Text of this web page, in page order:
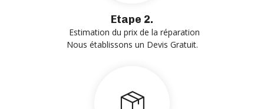
Etape 2.
Estimation du prix de la réparation
Nous établissons un Devis Gratuit.